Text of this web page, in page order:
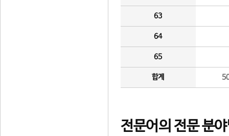
63
64
65
합계
전문어의 전문 분